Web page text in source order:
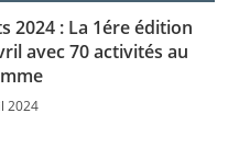
2024 : La 1ére édition
avec 70 activités au
2024